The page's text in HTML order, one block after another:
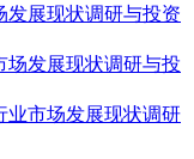
发展现状调研与投资
场发展现状调研与投
业市场发展现状调研